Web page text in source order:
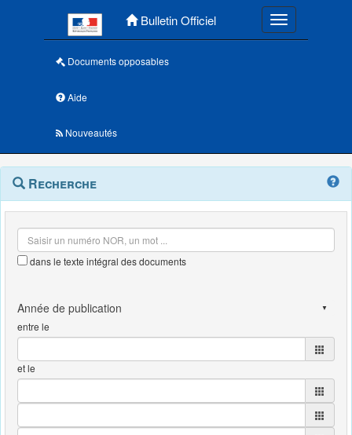
Bulletin Officiel Toggle
Documents opposables
Aide
Nouveautés
Navigation
outils
Menu
contextuel
Recherche
dans le texte intégral des documents
entre le
et le